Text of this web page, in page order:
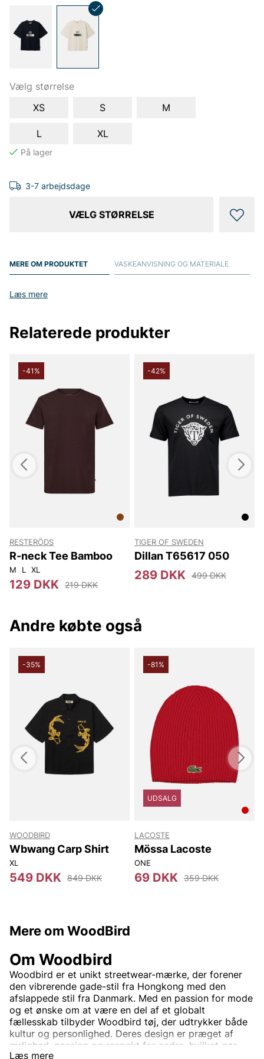
Vælg størrelse
XS
S M
L XL
3-7 arbejdsdage
VÆLG STØRRELSE
MERE OM PRODUKTET
Læs mere
VASKEANVISNING OG MATERIALE
Relaterede produkter
-41%
RESTERÖDS
R-neck Tee Bamboo
M L XL
129 DKK 219 DKK
-42%
TIGER OF SWEDEN
Dillan T65617 050
289 DKK 499 DKK
Andre købte også
-35%
WOODBIRD
Wbwang Carp Shirt
XL
549 DKK 849 DKK
-81%
UDSALG
LACOSTE
Mössa Lacoste
ONE
69 DKK 359 DKK
Mere om WoodBird
Læs mere
Om Woodbird
Woodbird er et unikt streetwear-mærke, der forener
den vibrerende gade-stil fra Hongkong med den
afslappede stil fra Danmark. Med en passion for mode
og et ønske om at være en del af et globalt
fællesskab tilbyder Woodbird tøj, der udtrykker både
kultur og personlighed. Deres design er præget af
ærlighed, passion og respekt for andre, hvilket gør